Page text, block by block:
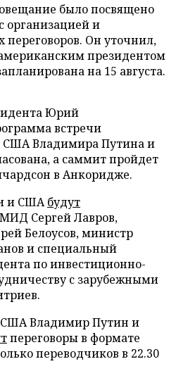
было посвящено
организацией и
Он уточнил,
президентом
на 15 августа.
Юрий
встречи
США Владимира Путина и
а саммит пройдет
в Анкоридже.
и СШАбудут
Сергей Лавров,
Белоусов, министр
и специальный
по инвестиционно-
с зарубежными
Владимир Путин и
переговоры в формате
переводчиков в 22.30